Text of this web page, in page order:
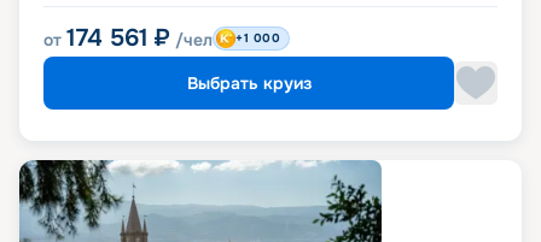
от 174 561 ₽ /чел +1 000
Выбрать круиз